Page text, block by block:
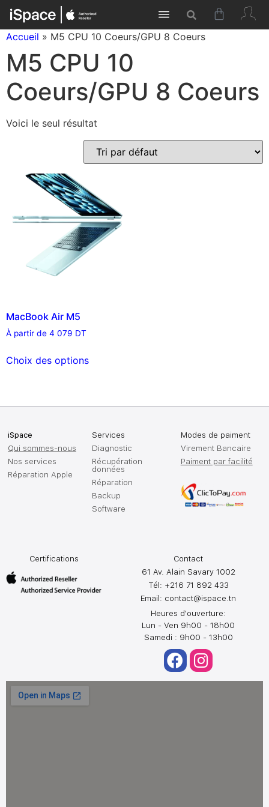
Accueil » M5 CPU 10 Coeurs/GPU 8 Coeurs
M5 CPU 10
Coeurs/GPU 8 Coeurs
Voici le seul résultat
MacBook Air M5
À partir de 4 079 DT
Choix des options
iSpace
Qui sommes-nous
Nos services
Réparation Apple
Services
Diagnostic
Récupération
données
Réparation
Backup
Software
Contact
61 Av. Alain Savary 1002
Tél: +216 71 892 433
Email: contact@ispace.tn
Heures d'ouverture:
Lun - Ven 9h00 - 18h00
Samedi : 9h00 - 13h00
Modes de paiment
Virement Bancaire
Paiment par facilité
Certifications